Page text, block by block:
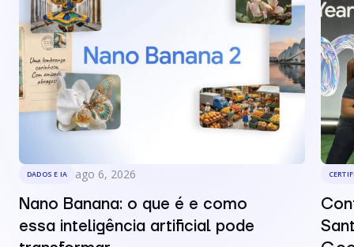
DADOS E IA ago 6, 2026
Nano Banana: o que é e como
essa inteligência artificial pode